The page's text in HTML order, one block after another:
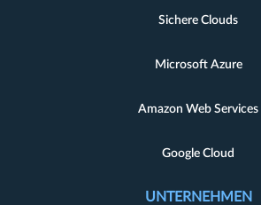
Sichere Clouds
Microsoft Azure
Amazon Web Services
Google Cloud
UNTERNEHMEN